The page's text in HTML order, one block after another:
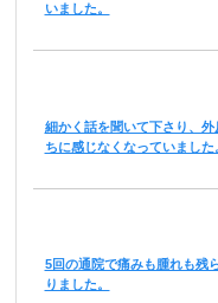
いました。
細かく話を聞いて下さり、
ちに感じなくなっていました
5回の通院で痛みも腫れも残
りました。